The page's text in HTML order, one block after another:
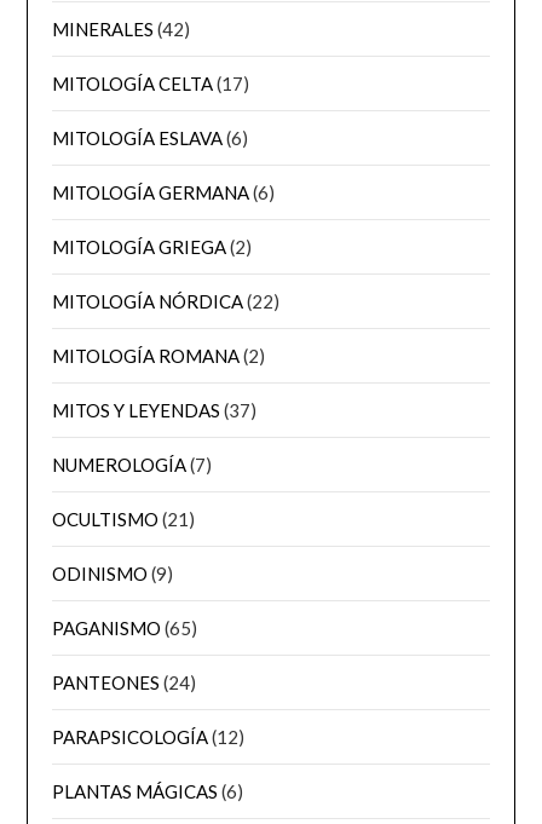
MINERALES (42)
MITOLOGÍA CELTA(17)
MITOLOGÍA ESLAVA(6)
MITOLOGÍA GERMANA(6)
MITOLOGÍA GRIEGA(2)
MITOLOGÍA NÓRDICA(22)
MITOLOGÍA ROMANA(2)
MITOS Y LEYENDAS (37)
NUMEROLOGÍA(7)
OCULTISMO (21)
ODINISMO (9)
PAGANISMO (65)
PANTEONES (24)
PARAPSICOLOGÍA(12)
PLANTAS MÁGICAS (6)